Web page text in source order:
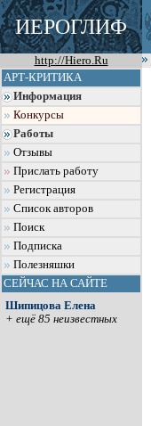
ИЕРОГЛИФ
http://Hiero.Ru
АРТ-КРИТИКА
Информация
Конкурсы
Работы
Отзывы
Прислать работу
Регистрация
Список авторов
Поиск
Подписка
Полезняшки
СЕЙЧАС НА САЙТЕ
Шипицова Елена
+ ещё 85 неизвестных